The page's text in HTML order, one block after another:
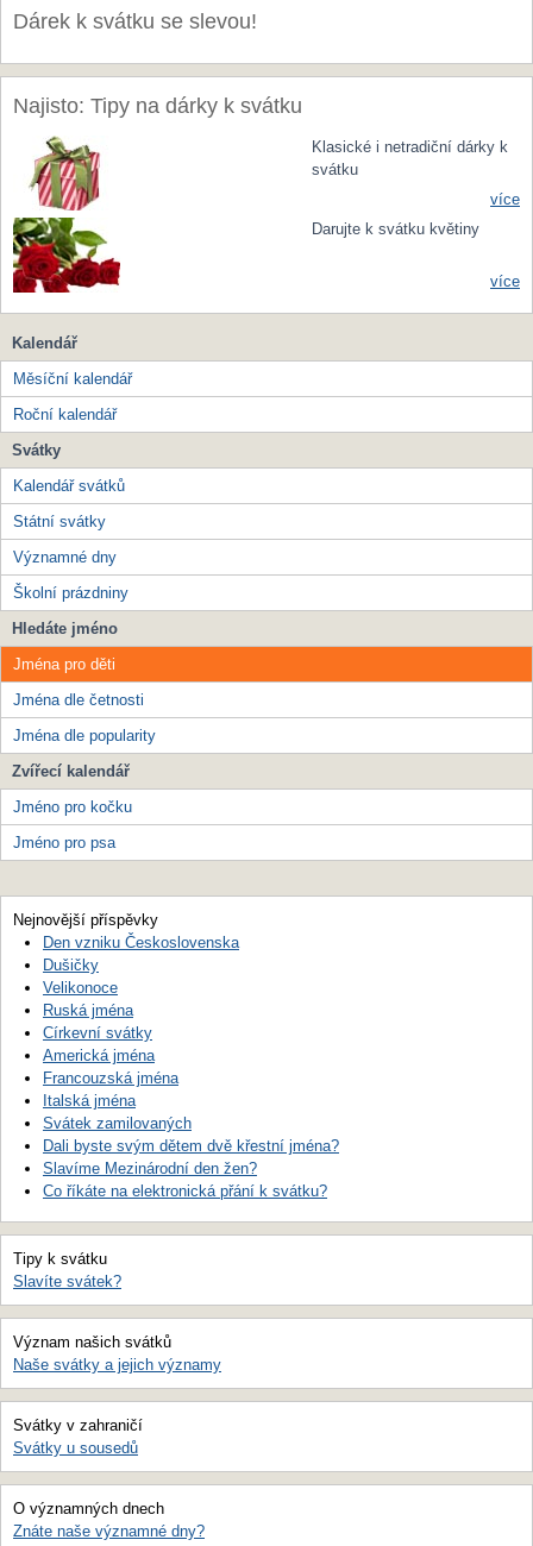
Dárek k svátku se slevou!
Najisto: Tipy na dárky k svátku
Klasické i netradiční dárky k
svátku
více
Darujte k svátku květiny
více
Kalendář
Měsíční kalendář
Roční kalendář
Svátky
Kalendář svátků
Státní svátky
Významné dny
Školní prázdniny
Hledáte jméno
Jména pro děti
Jména dle četnosti
Jména dle popularity
Zvířecí kalendář
Jméno pro kočku
Jméno pro psa
Nejnovější příspěvky
Den vzniku Československa
Dušičky
Velikonoce
Ruská jména
Církevní svátky
Americká jména
Francouzská jména
Italská jména
Svátek zamilovaných
Dali byste svým dětem dvě křestní jména?
Slavíme Mezinárodní den žen?
Co říkáte na elektronická přání k svátku?
Tipy k svátku
Slavíte svátek?
Význam našich svátků
Naše svátky a jejich významy
Svátky v zahraničí
Svátky u sousedů
O významných dnech
Znáte naše významné dny?